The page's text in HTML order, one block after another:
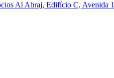
Al Abraj, Edifício C, Avenida